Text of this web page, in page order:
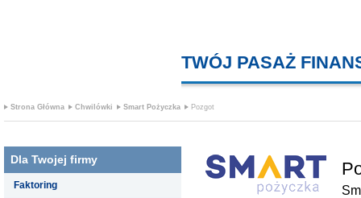
TWÓJ PASAŻ
Strona Główna Chwilówki Smart Pożyczka Pozgot
Dla Twojej firmy
Faktoring